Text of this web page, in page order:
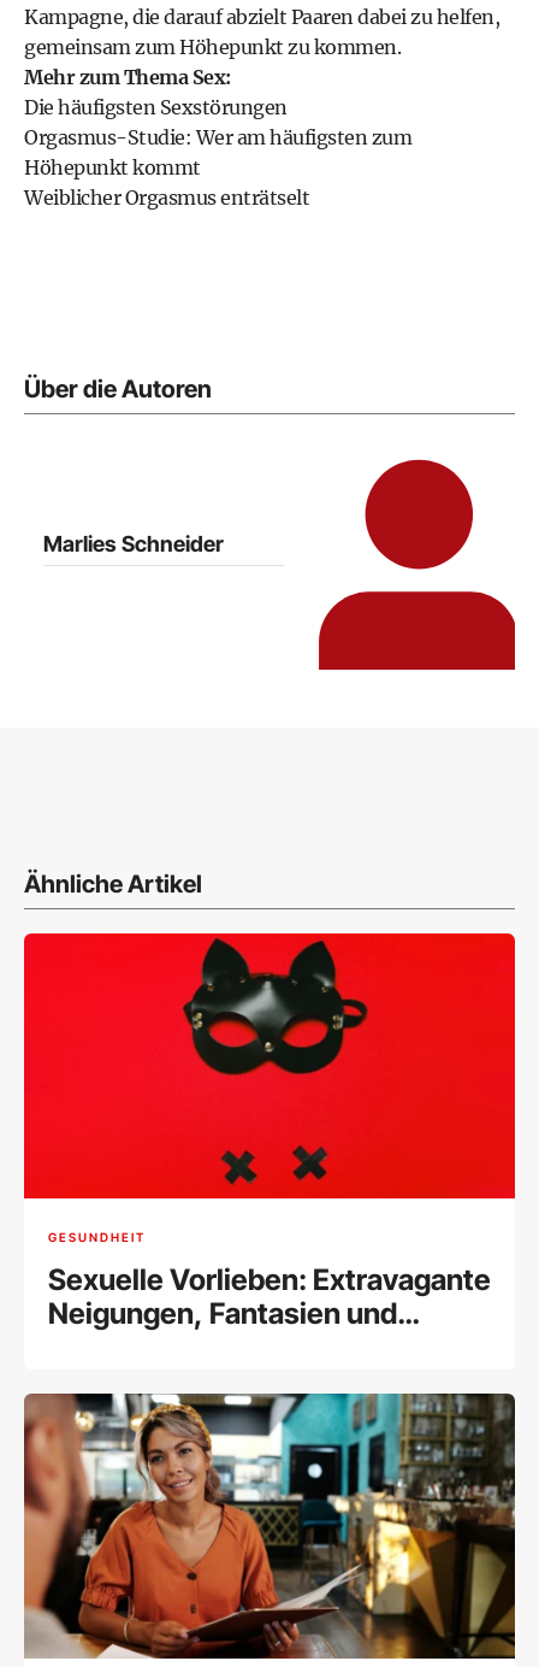
Kampagne, die darauf abzielt Paaren dabei zu helfen,
gemeinsam zum Höhepunkt zu kommen.
Mehr zum Thema Sex:
Die häufigsten Sexstörungen
Orgasmus-Studie: Wer am häufigsten zum
Höhepunkt kommt
Weiblicher Orgasmus enträtselt
Über die Autoren
Marlies Schneider
Ähnliche Artikel
GESUNDHEIT
Sexuelle Vorlieben: Extravagante
Neigungen, Fantasien und